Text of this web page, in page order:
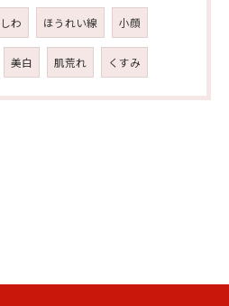
しわ ほうれい線 小顔
美白 肌荒れ くすみ